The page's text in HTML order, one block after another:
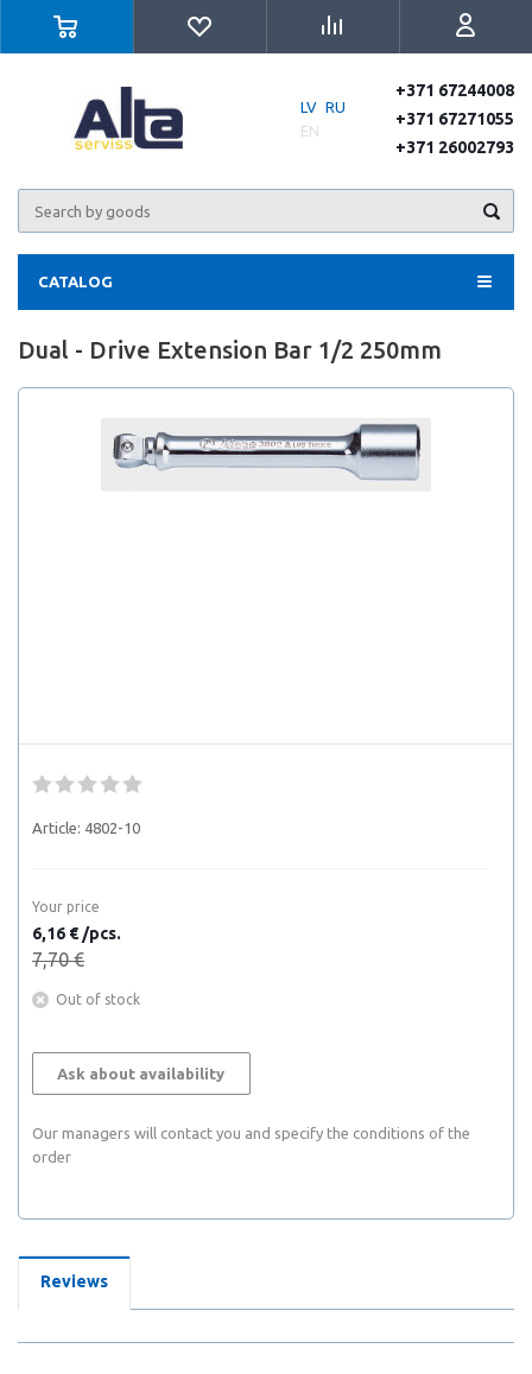
LV RU
EN
+371 67244008
+371 67271055
+371 26002793
CATALOG
Dual - Drive Extension Bar 1/2 250mm
Article: 4802-10
Your price
6,16 € /pcs.
7,70 €
Out of stock
Ask about availability
Our managers will contact you and specify the conditions of the
order
Reviews